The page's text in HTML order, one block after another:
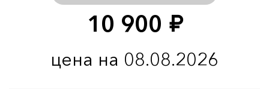
10 900 руб.
цена на 08.08.2026